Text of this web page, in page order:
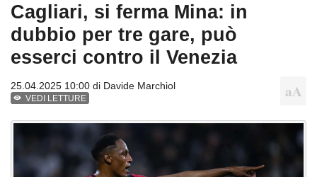
Cagliari, si ferma Mina: in
dubbio per tre gare, può
esserci contro il Venezia
25.04.2025 10:00 di Davide Marchiol
VEDI LETTURE